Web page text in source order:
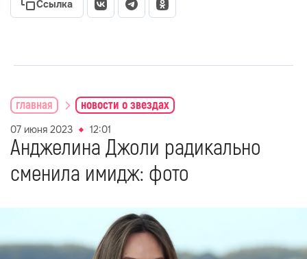
Ссылка
главная новости о звездах
07 июня 2023 12:01
Анджелина Джоли радикально
сменила имидж: фото